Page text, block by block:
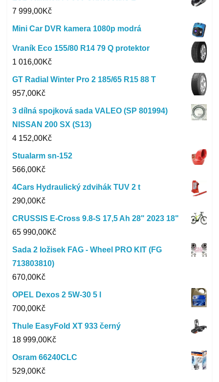
7 999,00Kč
Mini Car DVR kamera 1080p modrá
Vraník Eco 155/80 R14 79 Q protektor
1 016,00Kč
GT Radial Winter Pro 2 185/65 R15 88 T
957,00Kč
3 dílná spojková sada VALEO (SP 801994)
NISSAN 200 SX (S13)
4 152,00Kč
Stualarm sn-152
566,00Kč
4Cars Hydraulický zdvihák TUV 2 t
290,00Kč
CRUSSIS E-Cross 9.8-S 17,5 Ah 28" 2023 18"
65 990,00Kč
Sada 2 ložisek FAG - Wheel PRO KIT (FG
713803810)
670,00Kč
OPEL Dexos 2 5W-30 5 l
700,00Kč
Thule EasyFold XT 933 černý
18 999,00Kč
Osram 66240CLC
529,00Kč